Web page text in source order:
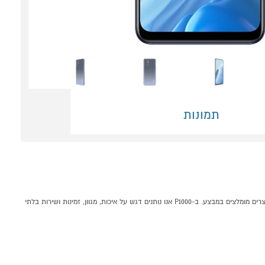
תמונות
סמארטפון אופו OPPO RENO 7 5G 256GB שחור קונים אונליין בקטגוריית סמארטפונים במחלקת סמארטפונים ואביזרים בP1000 - אתר קניות ישראלי בטוח, משתלם ונוח המציע מוצרים מומלצים במבצע. ב-P1000 אנו נותנים דגש על איכות, מגוון, זמינות ושירות בלתי